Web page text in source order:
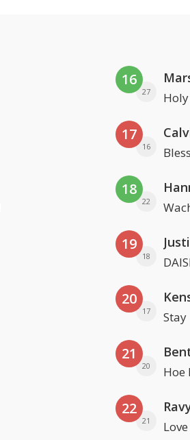
16
27
17
16
18
22
19
18
20
17 Stay
21
20 Hoe
22
21